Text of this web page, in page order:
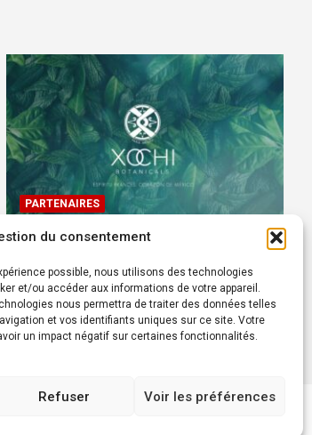
du consentement
possible, nous utilisons des technologies
et/ou accéder aux informations de votre appareil.
nous permettra de traiter des données telles
et vos identifiants uniques sur ce site. Votre
un impact négatif sur certaines fonctionnalités.
Refuser Voir les préférences
PARTENAIRES
Devenez Ambassadeur XOCHI
BOTANICALS – « El espíritu
francés con corazón de
México! »
24 août 2022 Rédacteur